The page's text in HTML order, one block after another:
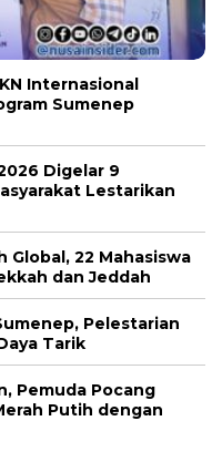
Internasional
Sumenep
Digelar 9
Lestarikan
Global, 22 Mahasiswa
dan Jeddah
Pelestarian
Tarik
Pemuda Pocang
Putih dengan